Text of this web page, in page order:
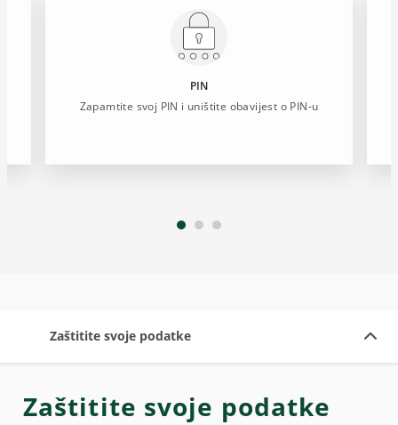
PIN
Zapamtite svoj PIN i uništite obavijest o PIN-u
Zaštitite svoje podatke
Zaštitite svoje podatke